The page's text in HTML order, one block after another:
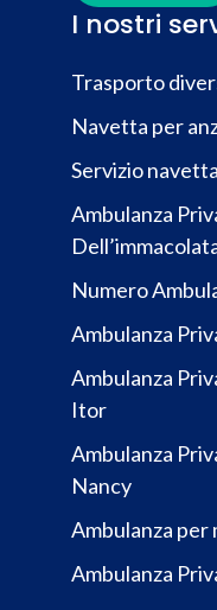
I nostri
Trasporto
Navetta per
Servizio
Ambulanza
Numero
Ambulanza
Ambulanza
Itor
Ambulanza
Nancy
Ambulanza per
Ambulanza